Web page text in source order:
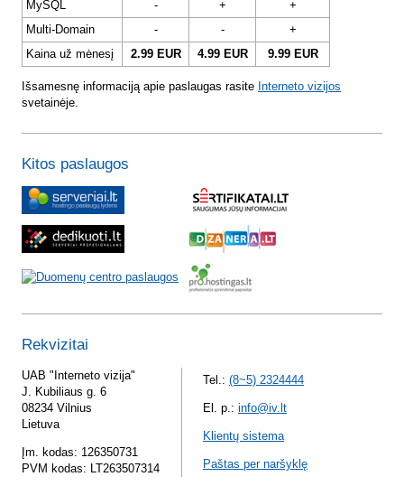
MySQL
- +
+
Multi-Domain
- -
+
Kaina už mėnesį
2.99 EUR 4.99 EUR 9.99 EUR
Išsamesnę informaciją apie paslaugas rasite Interneto vizijos
svetainėje.
Kitos paslaugos
Rekvizitai
UAB "Interneto vizija"
J. Kubiliaus g. 6
08234 Vilnius
Lietuva
Įm. kodas: 126350731
PVM kodas: LT263507314
Tel.: (8~5) 2324444
El. p.: info@iv.lt
Klientų sistema
Paštas per naršyklę